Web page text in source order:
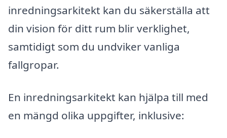
inredningsarkitekt kan du säkerställa att
din vision för ditt rum blir verklighet,
samtidigt som du undviker vanliga
fallgropar.
En inredningsarkitekt kan hjälpa till med
en mängd olika uppgifter, inklusive: